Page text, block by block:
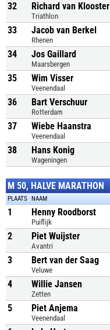
32 Richard van Klooster
Triathlon
33 Jacob van Berkel
Rhenen
34 Jos Gaillard
Maarsbergen
35 Wim Visser
Veenendaal
36 Bart Verschuur
Rotterdam
37 Wiebe Haanstra
Veenendaal
38 Hans Konig
Wageningen
M 50, HALVE MARATHON
PLAATS NAAM
1 Henny Roodborst
Puiflijk
2 Piet Wuijster
Avantri
3 Bert van der Saag
Veluwe
4 Willie Jansen
Zetten
5 Piet Anjema
Veenendaal